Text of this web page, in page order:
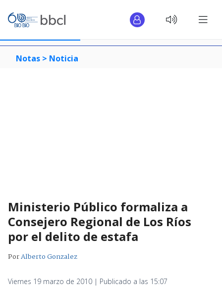
Notas > Noticia
Ministerio Público formaliza a
Consejero Regional de Los Ríos
por el delito de estafa
PorAlberto Gonzalez
Viernes 19 marzo de 2010 | Publicado a las 15:07